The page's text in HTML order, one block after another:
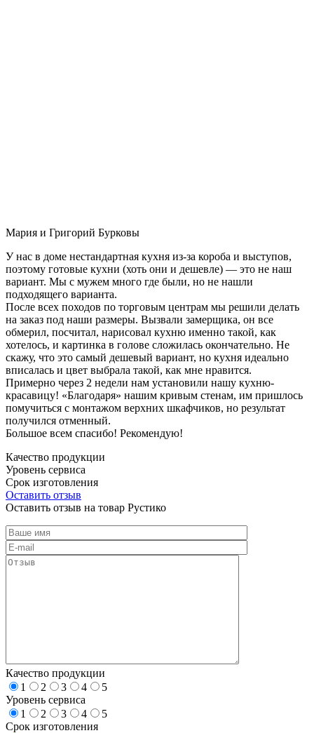
Мария и Григорий Бурковы
У нас в доме нестандартная кухня из-за короба и выступов,
поэтому готовые кухни (хоть они и дешевле) — это не наш
вариант. Мы с мужем много где были, но не нашли
подходящего варианта.
После всех походов по торговым центрам мы решили делать
на заказ под наши размеры. Вызвали замерщика, он все
обмерил, посчитал, нарисовал кухню именно такой, как
хотелось, и картинка в голове сложилась окончательно. Не
скажу, что это самый дешевый вариант, но кухня идеально
вписалась и цвет выбрала такой, как мне нравится.
Примерно через 2 недели нам установили нашу кухню-
красавицу! «Благодаря» нашим кривым стенам, им пришлось
помучиться с монтажом верхних шкафчиков, но результат
получился отменный.
Большое всем спасибо! Рекомендую!
Качество продукции
Уровень сервиса
Срок изготовления
Оставить отзыв
Оставить отзыв на товар Рустико
Качество продукции
1
2 3 4
5
Уровень сервиса
1
2 3 4
5
Срок изготовления